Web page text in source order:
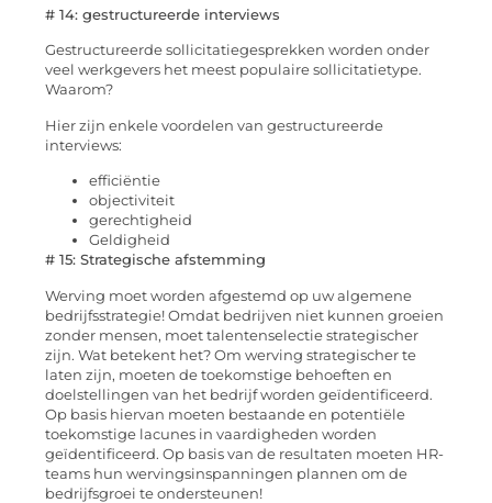
# 14: gestructureerde interviews
Gestructureerde sollicitatiegesprekken worden onder
veel werkgevers het meest populaire sollicitatietype.
Waarom?
Hier zijn enkele voordelen van gestructureerde
interviews:
efficiëntie
objectiviteit
gerechtigheid
Geldigheid
# 15: Strategische afstemming
Werving moet worden afgestemd op uw algemene
bedrijfsstrategie! Omdat bedrijven niet kunnen groeien
zonder mensen, moet talentenselectie strategischer
zijn. Wat betekent het? Om werving strategischer te
laten zijn, moeten de toekomstige behoeften en
doelstellingen van het bedrijf worden geïdentificeerd.
Op basis hiervan moeten bestaande en potentiële
toekomstige lacunes in vaardigheden worden
geïdentificeerd. Op basis van de resultaten moeten HR-
teams hun wervingsinspanningen plannen om de
bedrijfsgroei te ondersteunen!